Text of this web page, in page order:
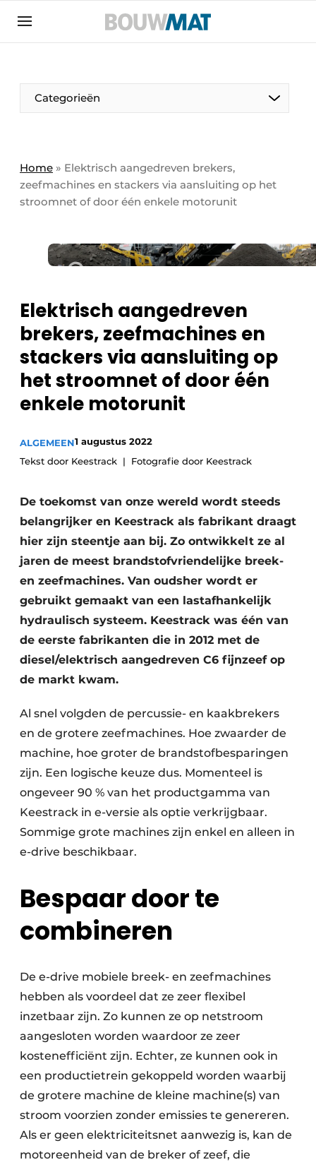
Aanmelden
Bedrijven
Bedrijven
Contact
Direct contact
Meest gelezen
Podcasts
Privacy / Cookie statement
Vacature aanmelden
Vacatures
Video’s
Categorieën
Home » Elektrisch aangedreven brekers,
zeefmachines en stackers via aansluiting op het
stroomnet of door één enkele motorunit
Elektrisch aangedreven
brekers, zeefmachines en
stackers via aansluiting op
het stroomnet of door één
enkele motorunit
ALGEMEEN1 augustus 2022
Tekst door Keestrack
Fotografie door Keestrack
De toekomst van onze wereld wordt steeds
belangrijker en Keestrack als fabrikant draagt
hier zijn steentje aan bij. Zo ontwikkelt ze al
jaren de meest brandstofvriendelijke breek-
en zeefmachines. Van oudsher wordt er
gebruikt gemaakt van een lastafhankelijk
hydraulisch systeem. Keestrack was één van
de eerste fabrikanten die in 2012 met de
diesel/elektrisch aangedreven C6 fijnzeef op
de markt kwam.
Al snel volgden de percussie- en kaakbrekers
en de grotere zeefmachines. Hoe zwaarder de
machine, hoe groter de brandstofbesparingen
zijn. Een logische keuze dus. Momenteel is
ongeveer 90 % van het productgamma van
Keestrack in e-versie als optie verkrijgbaar.
Sommige grote machines zijn enkel en alleen in
e-drive beschikbaar.
Bespaar door te
combineren
De e-drive mobiele breek- en zeefmachines
hebben als voordeel dat ze zeer flexibel
inzetbaar zijn. Zo kunnen ze op netstroom
aangesloten worden waardoor ze zeer
kostenefficiënt zijn. Echter, ze kunnen ook in
een productietrein gekoppeld worden waarbij
de grotere machine de kleine machine(s) van
stroom voorzien zonder emissies te genereren.
Als er geen elektriciteitsnet aanwezig is, kan de
motoreenheid van de breker of zeef, die